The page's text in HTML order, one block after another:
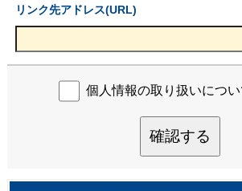
リンク先アドレス(URL)
個人情報の取り扱いにつ
確認する